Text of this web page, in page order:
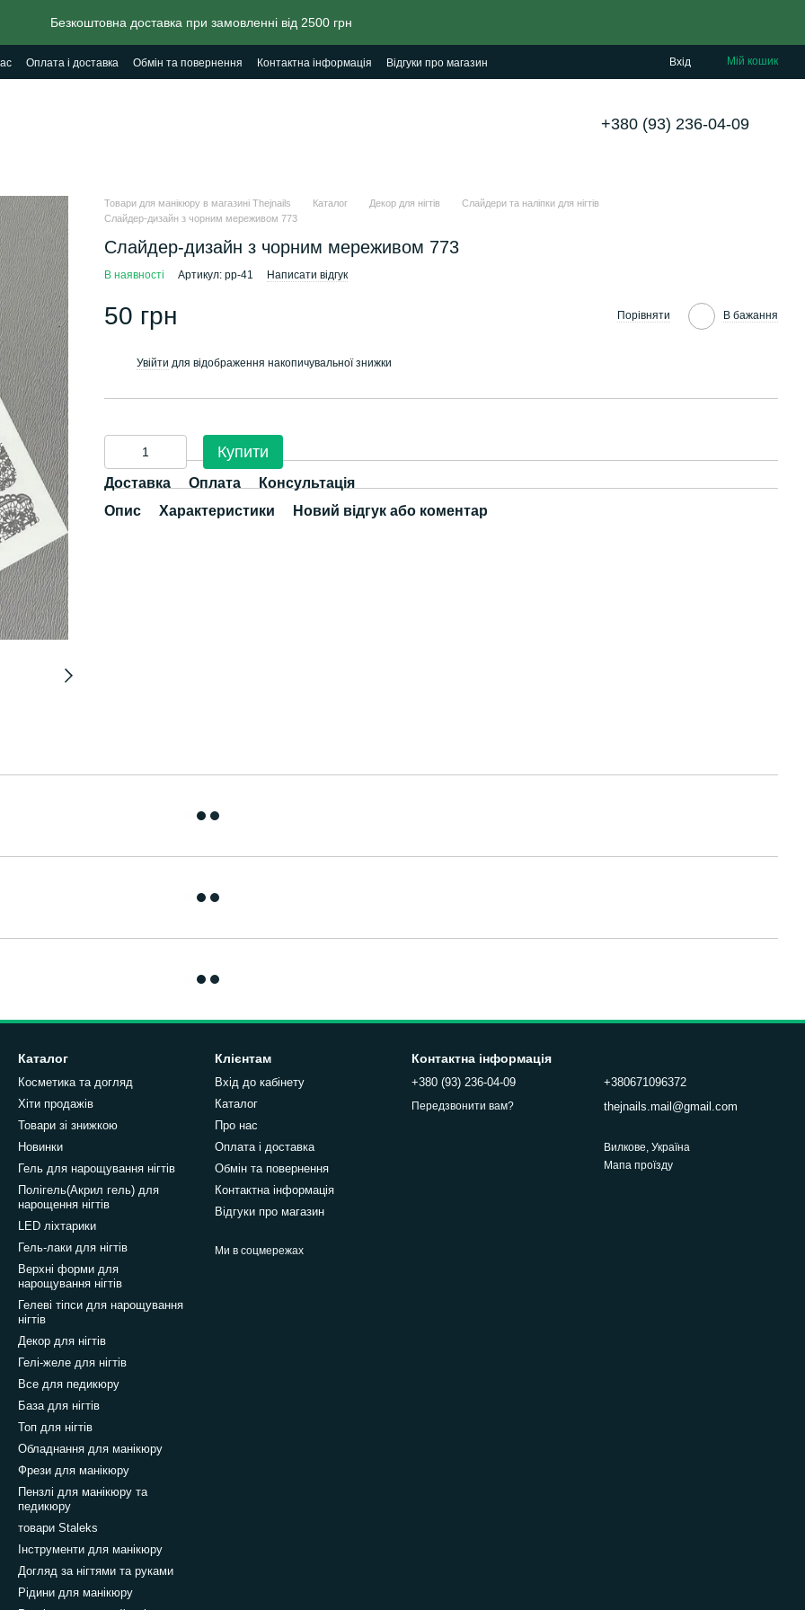
Безкоштовна доставка при замовленні від 2500 грн
Оплата і доставка Обмін та повернення Контактна інформація Відгуки про магазин Вхід Мій кошик
+380 (93) 236-04-09
Товари для манікюру в магазині Thejnails Каталог Декор для нігтів
Слайдери та наліпки для нігтів
Слайдер-дизайн з чорним мереживом 773
Слайдер-дизайн з чорним мереживом 773
В наявності Артикул: pp-41 Написати відгук
50 грн Порівняти В бажання
Увійти для відображення накопичувальної знижки
Купити
Доставка Оплата
Консультація
Опис
Характеристики Новий відгук або коментар
Каталог
Косметика та догляд
Хіти продажів
Товари зі знижкою
Новинки
Гель для нарощування нігтів
Полігель(Акрил гель) для
нарощення нігтів
LED ліхтарики
Гель-лаки для нігтів
Верхні форми для
нарощування нігтів
Гелеві тіпси для нарощування
нігтів
Декор для нігтів
Гелі-желе для нігтів
Все для педикюру
База для нігтів
Топ для нігтів
Обладнання для манікюру
Фрези для манікюру
Пензлі для манікюру та
педикюру
товари Staleks
Інструменти для манікюру
Догляд за нігтями та руками
Рідини для манікюру
Клієнтам
Вхід до кабінету
Каталог
Про нас
Оплата і доставка
Обмін та повернення
Контактна інформація
Відгуки про магазин
Ми в соцмережах
Контактна інформація
+380 (93) 236-04-09
Передзвонити вам?
+380671096372
thejnails.mail@gmail.com
Вилкове, Україна
Мапа проїзду